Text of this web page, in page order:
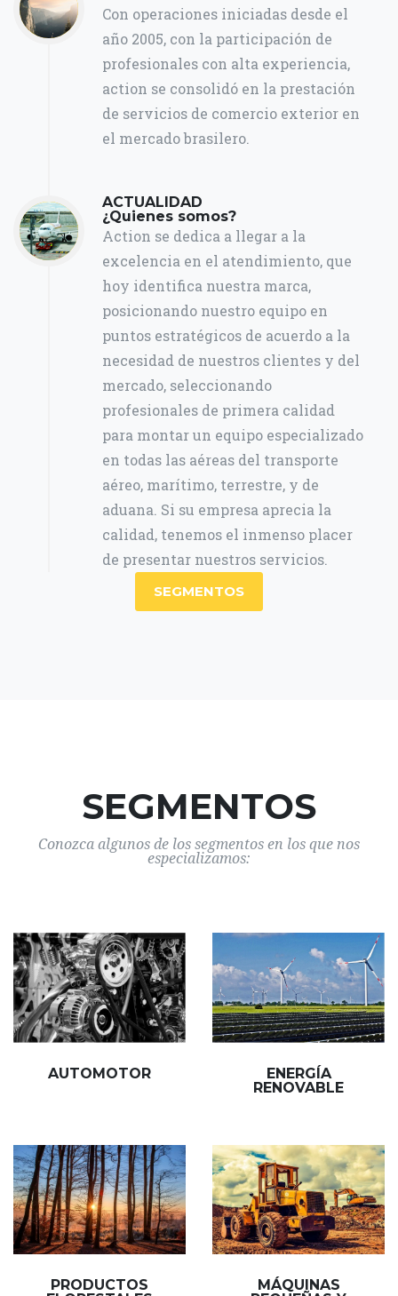
Con operaciones iniciadas desde el
año 2005, con la participación de
profesionales con alta experiencia,
action se consolidó en la prestación
de servicios de comercio exterior en
el mercado brasilero.
ACTUALIDAD
¿Quienes somos?
Action se dedica a llegar a la
excelencia en el atendimiento, que
hoy identifica nuestra marca,
posicionando nuestro equipo en
puntos estratégicos de acuerdo a la
necesidad de nuestros clientes y del
mercado, seleccionando
profesionales de primera calidad
para montar un equipo especializado
en todas las aéreas del transporte
aéreo, marítimo, terrestre, y de
aduana. Si su empresa aprecia la
calidad, tenemos el inmenso placer
de presentar nuestros servicios.
SEGMENTOS
SEGMENTOS
Conozca algunos de los segmentos en los que nos
especializamos:
AUTOMOTOR
ENERGÍA
RENOVABLE
PRODUCTOS
MÁQUINAS